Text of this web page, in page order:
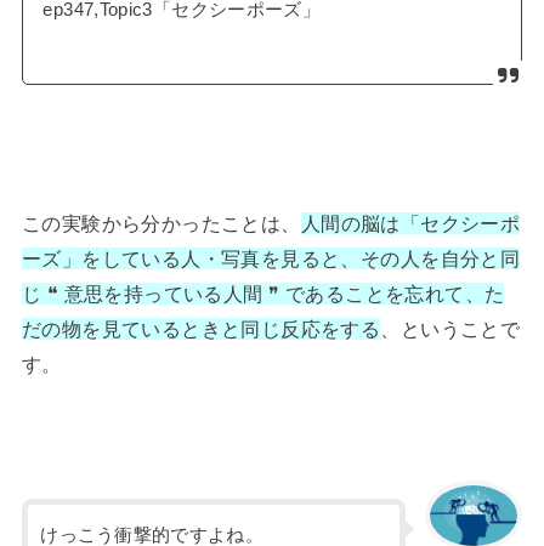
ep347,Topic3「セクシーポーズ」
この実験から分かったことは、
人間の脳は「セクシーポ
ーズ」をしている人・写真を見ると、その人を自分と同
じ ❝ 意思を持っている人間 ❞ であることを忘れて、た
だの物を見ているときと同じ反応をする
、ということで
す。
けっこう衝撃的ですよね。